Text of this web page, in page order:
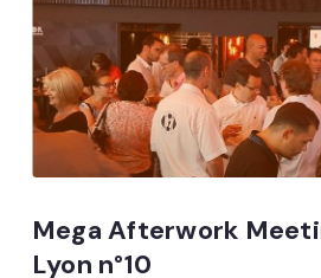
Mega Afterwork
Lyon n°10